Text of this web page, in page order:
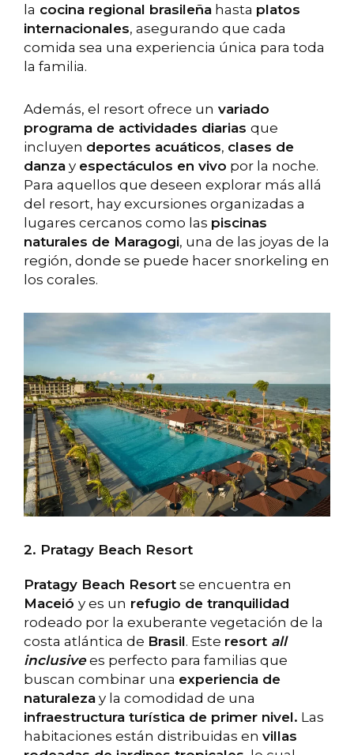
la cocina regional brasileña hasta platos
internacionales, asegurando que cada
comida sea una experiencia única para toda
la familia.
Además, el resort ofrece un variado
programa de actividades diarias que
incluyen deportes acuáticos, clases de
danza y espectáculos en vivo por la noche.
Para aquellos que deseen explorar más allá
del resort, hay excursiones organizadas a
lugares cercanos como las piscinas
naturales de Maragogi, una de las joyas de la
región, donde se puede hacer snorkeling en
los corales.
2. Pratagy Beach Resort
Pratagy Beach Resort se encuentra en
Maceió y es un refugio de tranquilidad
rodeado por la exuberante vegetación de la
costa atlántica de Brasil. Este resort all
inclusivees perfecto para familias que
buscan combinar una experiencia de
naturaleza y la comodidad de una
infraestructura turística de primer nivel. Las
habitaciones están distribuidas en villas